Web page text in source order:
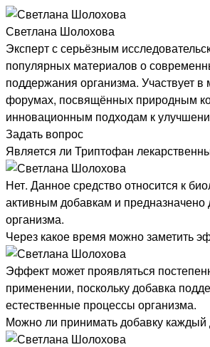
Светлана Шолохова
Эксперт с серьёзным
популярных материалов о
поддержания организма. Участвует
форумах, посвящённых природным
инновационным подходам к
Задать вопрос
Является ли Триптофан
Нет. Данное средство относится к
активным добавкам и предназначено
организма.
Через какое время можно заметить
Эффект может проявляться
применении, поскольку добавка
естественные процессы организма.
Можно ли принимать добавку каждый